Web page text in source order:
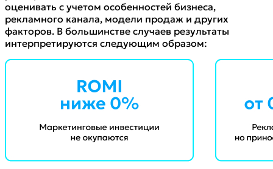
оценивать с учетом особенностей бизнеса,
рекламного канала, модели продаж и других
факторов. В большинстве случаев результаты
интерпретируются следующим образом: